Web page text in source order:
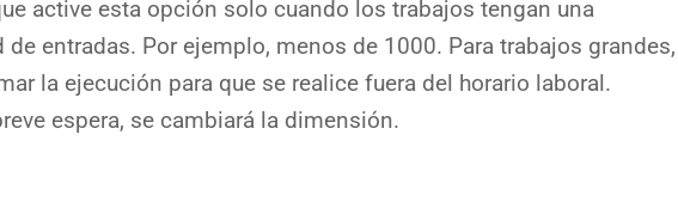
active esta opción solo cuando los trabajos tengan una
de entradas. Por ejemplo, menos de 1000. Para trabajos grandes,
la ejecución para que se realice fuera del horario laboral.
espera, se cambiará la dimensión.